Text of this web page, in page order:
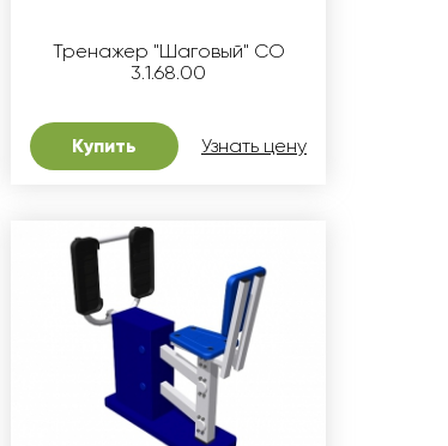
Тренажер "Шаговый" СО
3.1.68.00
Купить Узнать цену